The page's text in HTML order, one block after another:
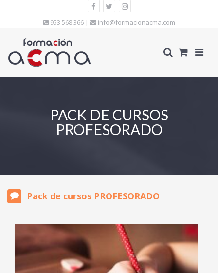
953 568 366 | info@formacionacma.com
PACK DE CURSOS
PROFESORADO
Pack de cursos PROFESORADO